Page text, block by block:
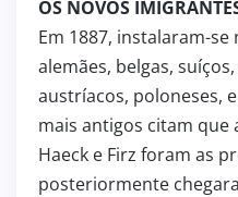
OS NOVOS
Em 1887, instalaram-
alemães, belgas,
austríacos, poloneses,
mais antigos citam que
Haeck e Firz foram as
posteriormente